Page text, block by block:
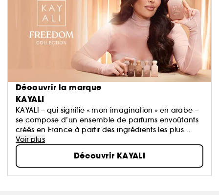
Découvrir la marque
KAYALI
KAYALI – qui signifie « mon imagination » en arabe –
se compose d’un ensemble de parfums envoûtants
créés en France à partir des ingrédients les plus
prestigieux. Cette première collection met à
l’honneur la technique du « layering » pour créer un
parfum qui vous correspond parfaitement. KAYALI
s'inspire des richesses du Moyen-Orient, une culture
réputée pour son raffinement et sa simplicité.Quatre
Voir plus
Découvrir KAYALI